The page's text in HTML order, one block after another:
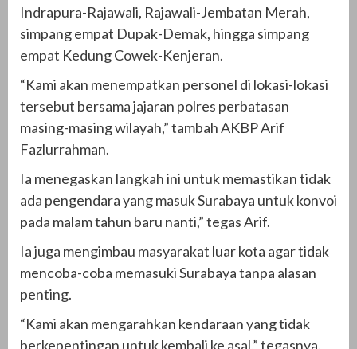
Indrapura-Rajawali, Rajawali-Jembatan Merah,
simpang empat Dupak-Demak, hingga simpang
empat Kedung Cowek-Kenjeran.
“Kami akan menempatkan personel di lokasi-lokasi
tersebut bersama jajaran polres perbatasan
masing-masing wilayah,” tambah AKBP Arif
Fazlurrahman.
Ia menegaskan langkah ini untuk memastikan tidak
ada pengendara yang masuk Surabaya untuk konvoi
pada malam tahun baru nanti,” tegas Arif.
Ia juga mengimbau masyarakat luar kota agar tidak
mencoba-coba memasuki Surabaya tanpa alasan
penting.
“Kami akan mengarahkan kendaraan yang tidak
berkepentingan untuk kembali ke asal,” tegasnya.